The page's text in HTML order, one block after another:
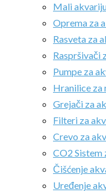
Mali
Oprema za
Rasveta za
Raspršivači
Pumpe za
Hranilice za
Grejači za
Filteri za
Crevo za
CO2 Sistem
Čišćenje
Uređenje